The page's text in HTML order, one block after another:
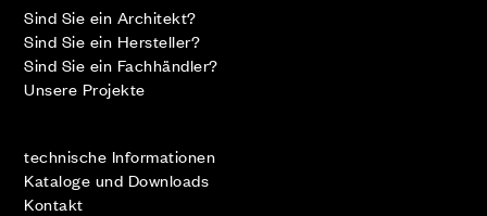
Sind Sie ein Architekt?
Sind Sie ein Hersteller?
Sind Sie ein Fachhändler?
Unsere Projekte
technische Informationen
Kataloge und Downloads
Kontakt